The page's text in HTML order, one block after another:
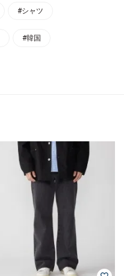
#シャツ
#韓国